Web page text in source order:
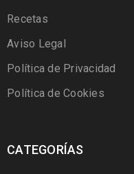
Recetas
Aviso Legal
Política de Privacidad
Política de Cookies
CATEGORÍAS